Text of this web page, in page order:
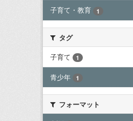
子育て・教育
1
タグ
子育て
1
青少年 1
フォーマット